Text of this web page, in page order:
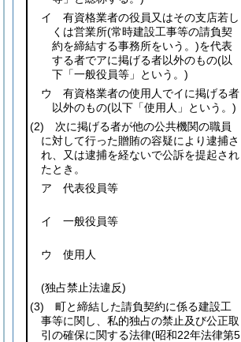
イ 有資格業者の役員又はその支店若し
くは営業所(常時建設工事等の請負契
約を締結する事務所をいう。)を代表
する者でアに掲げる者以外のもの(以
下「一般役員等」という。)
ウ 有資格業者の使用人でイに掲げる者
以外のもの(以下「使用人」という。)
(2) 次に掲げる者が他の公共機関の職員
に対して行った贈賄の容疑により逮捕さ
れ、又は逮捕を経ないで公訴を提起され
たとき。
ア 代表役員等
イ 一般役員等
ウ 使用人
(独占禁止法違反)
(3) 町と締結した請負契約に係る建設工
事等に関し、私的独占の禁止及び公正取
引の確保に関する法律(昭和22年法律第5